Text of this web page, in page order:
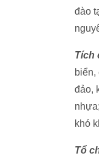
đào
Tích
biển,
đảo,
khó
Tổ